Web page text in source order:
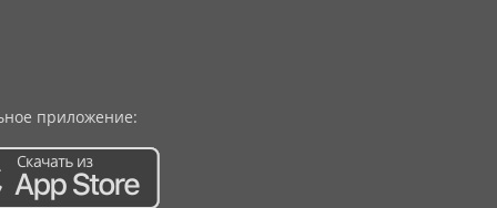
приложение: